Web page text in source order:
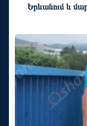
Երևանում և